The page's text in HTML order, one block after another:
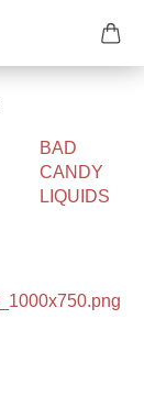
BAD
CANDY
LIQUIDS